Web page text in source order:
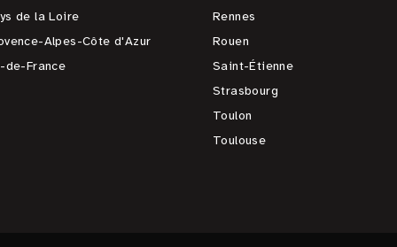
de la Loire
Alpes-Côte d'Azur
de-France
Rennes
Rouen
Saint-Étienne
Strasbourg
Toulon
Toulouse